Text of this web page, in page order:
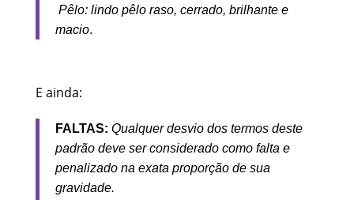
Pêlo: lindo pêlo raso, cerrado, brilhante e
macio.
E ainda:
FALTAS: Qualquer desvio dos termos deste
padrão deve ser considerado como falta e
penalizado na exata proporção de sua
gravidade.